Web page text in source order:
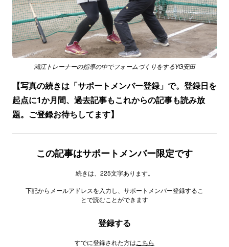
鴻江トレーナーの指導の中でフォームづくりをするYG安田
【写真の続きは「サポートメンバー登録」で。登録日を
起点に1か月間、過去記事もこれからの記事も読み放
題。ご登録お待ちしてます】
この記事はサポートメンバー限定です
続きは、225文字あります。
下記からメールアドレスを入力し、サポートメンバー登録するこ
とで読むことができます
登録する
すでに登録された方は こちら